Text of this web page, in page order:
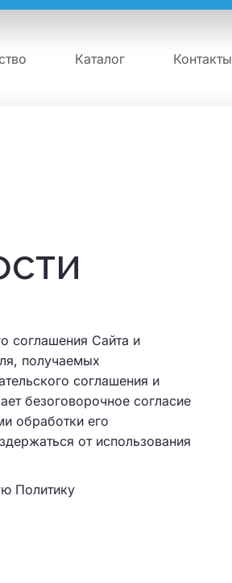
Каталог Контакты
соглашения Сайта и
получаемых
соглашения и
безоговорочное согласие
обработки его
от использования
Политику